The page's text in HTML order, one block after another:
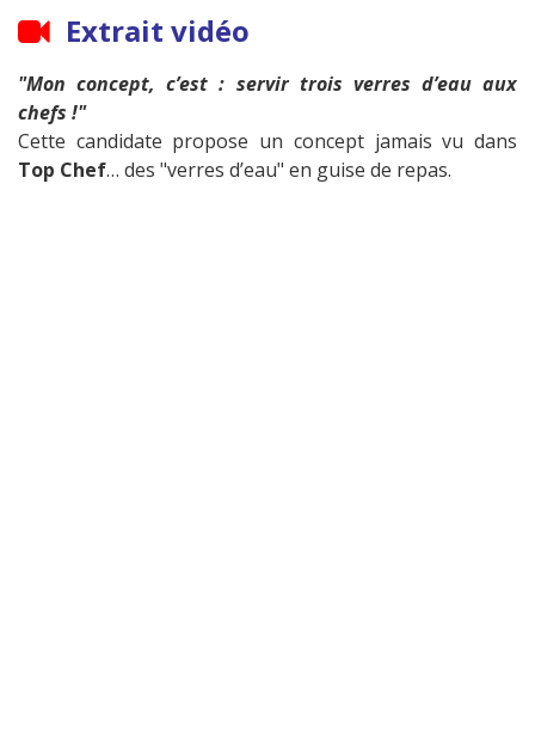
Extrait vidéo
"Mon concept, c’est : servir trois verres d’eau aux
chefs !"
Cette candidate propose un concept jamais vu dans
Top Chef… des "verres d’eau" en guise de repas.